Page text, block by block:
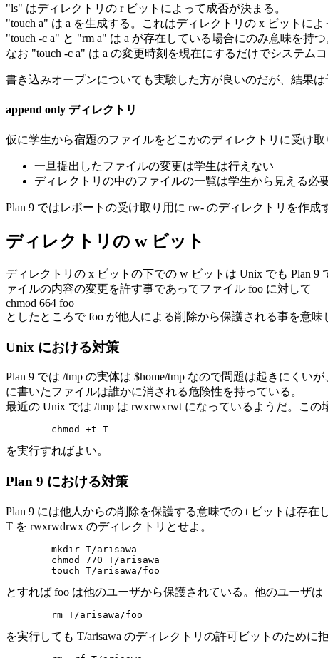
"ls" はディレクトリの r ビットによって成否が決まる。
"touch a" は a を生成する。これはディレクトリの x ビットによ
"touch -c a" と "rm a" は a が存在している場合にのみ意味を持
なお "touch -c a" は a の変更時刻を現在にするだけでシステム
書き込みオープンについても実験した方が良いのだが、結果は
append only ディレクトリ
仮に学生から宿題のファイルをどこかのディレクトリに受け
一旦提出したファイルの変更は学生は行えない
ディレクトリの中のファイルの一覧は学生から見える必
Plan 9 ではレポートの受け取り用に rw- のディレクトリを作成
ディレクトリの w ビット
ディレクトリの x ビットの下での w ビットは Unix でも Plan
ァイルの内容の変更を許す事であってファイル foo に対して
chmod 664 foo
としたところで foo が他人による削除から保護される事を意
Unix における対策
Plan 9 では /tmp の実体は $home/tmp なので問題は起きにく
に書いたファイルは誰かに消される危険性を持っている。
最近の Unix では /tmp は rwxrwxrwt になっているようだ。こ
を実行すればよい。
Plan 9 における対策
Plan 9 には他人からの削除を保護する意味での t ビットは存
T を rwxrwdrwx のディレクトリとせよ。
とすれば foo は他のユーザから保護されている。他のユーザは
を実行しても T/arisawa のディレクトリの許可ビットのために